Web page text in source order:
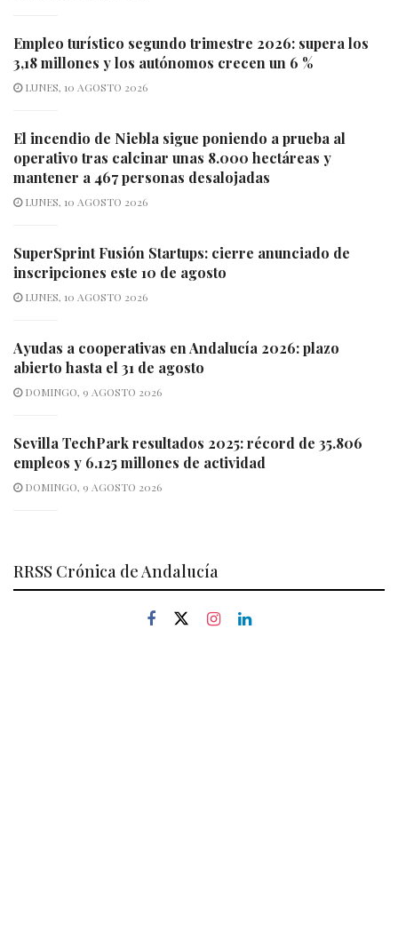
Empleo turístico segundo trimestre 2026: supera los
3,18 millones y los autónomos crecen un 6 %
LUNES, 10 AGOSTO 2026
El incendio de Niebla sigue poniendo a prueba al
operativo tras calcinar unas 8.000 hectáreas y
mantener a 467 personas desalojadas
LUNES, 10 AGOSTO 2026
SuperSprint Fusión Startups: cierre anunciado de
inscripciones este 10 de agosto
LUNES, 10 AGOSTO 2026
Ayudas a cooperativas en Andalucía 2026: plazo
abierto hasta el 31 de agosto
DOMINGO, 9 AGOSTO 2026
Sevilla TechPark resultados 2025: récord de 35.806
empleos y 6.125 millones de actividad
DOMINGO, 9 AGOSTO 2026
RRSS Crónica de Andalucía